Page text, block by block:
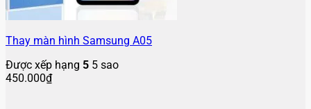
Thay màn hình Samsung A05
Được xếp hạng 5 5 sao
450.000₫